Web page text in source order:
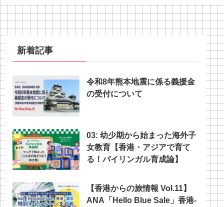
新着記事
令和8年熊本地震に係る義援金
の受付について
03: 幼少期から始まった海外子
女教育【香港・アジアで育て
る！バイリンガル育成論】
【香港からの旅情報 Vol.11】
ANA「Hello Blue Sale」香港‐